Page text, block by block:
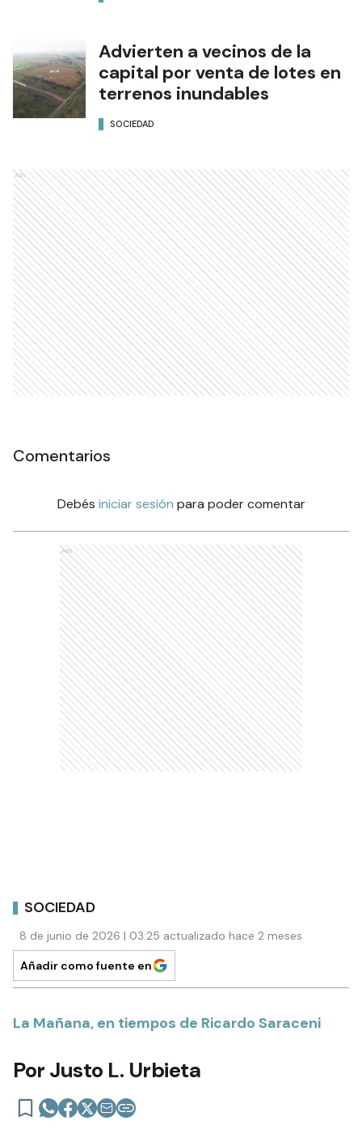
Advierten a vecinos de la
capital por venta de lotes en
terrenos inundables
SOCIEDAD
Ads
Comentarios
Debés iniciar sesión para poder comentar
Ads
SOCIEDAD
8 de junio de 2026 | 03:25 actualizado hace 2 meses
Añadir como fuente en
La Mañana, en tiempos de Ricardo Saraceni
Por Justo L. Urbieta